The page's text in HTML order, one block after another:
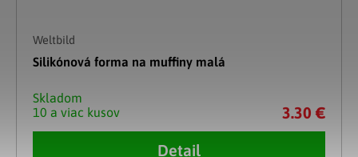
Weltbild
Silikónová forma na muffiny malá
Skladom
10 a viac kusov
3.30 €
Detail